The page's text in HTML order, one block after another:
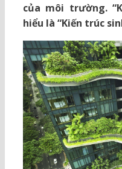
của môi trường.
hiểu là “Kiến trúc